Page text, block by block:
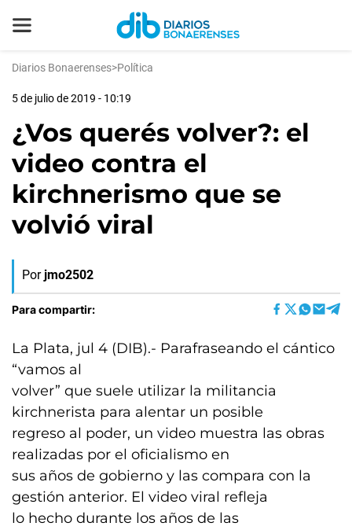
Diarios Bonaerenses>Política
5 de julio de 2019 - 10:19
¿Vos querés volver?: el
video contra el
kirchnerismo que se
volvió viral
Por jmo2502
Para compartir:
La Plata, jul 4 (DIB).- Parafraseando el cántico
“vamos al
volver” que suele utilizar la militancia
kirchnerista para alentar un posible
regreso al poder, un video muestra las obras
realizadas por el oficialismo en
sus años de gobierno y las compara con la
gestión anterior. El video viral refleja
lo hecho durante los años de las